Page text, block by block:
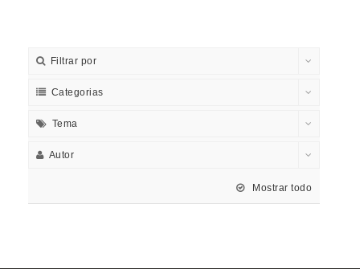
Filtrar por
Categorias
Tema
Autor
Mostrar todo